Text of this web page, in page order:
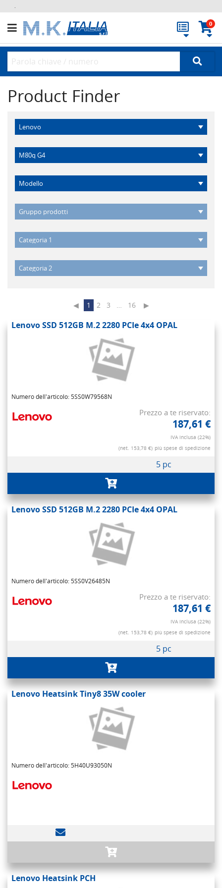
.
0
Product Finder
◀ 1 2 3 … 16 ▶
Lenovo SSD 512GB M.2 2280 PCIe 4x4 OPAL
Numero dell'articolo: 5SS0W79568N
Prezzo a te riservato:
187,61 €
IVA inclusa (22%)
(net. 153,78 €) più spese di spedizione
5 pc
Lenovo SSD 512GB M.2 2280 PCIe 4x4 OPAL
Numero dell'articolo: 5SS0V26485N
Prezzo a te riservato:
187,61 €
IVA inclusa (22%)
(net. 153,78 €) più spese di spedizione
5 pc
Lenovo Heatsink Tiny8 35W cooler
Numero dell'articolo: 5H40U93050N
Lenovo Heatsink PCH